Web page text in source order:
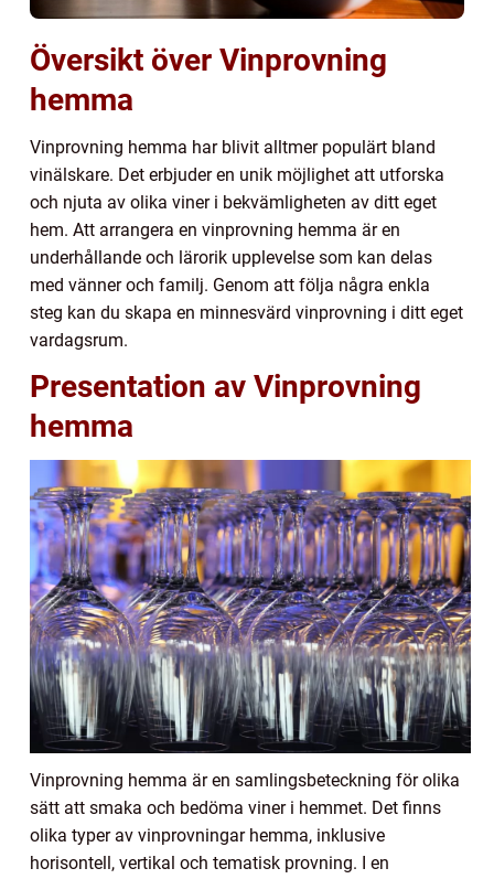
Översikt över Vinprovning
hemma
Vinprovning hemma har blivit alltmer populärt bland
vinälskare. Det erbjuder en unik möjlighet att utforska
och njuta av olika viner i bekvämligheten av ditt eget
hem. Att arrangera en vinprovning hemma är en
underhållande och lärorik upplevelse som kan delas
med vänner och familj. Genom att följa några enkla
steg kan du skapa en minnesvärd vinprovning i ditt eget
vardagsrum.
Presentation av Vinprovning
hemma
Vinprovning hemma är en samlingsbeteckning för olika
sätt att smaka och bedöma viner i hemmet. Det finns
olika typer av vinprovningar hemma, inklusive
horisontell, vertikal och tematisk provning. I en